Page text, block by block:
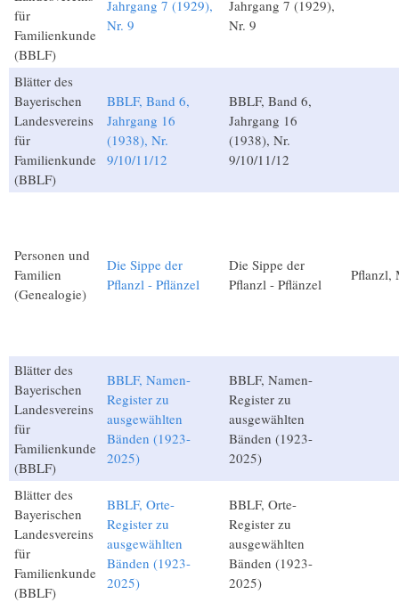
für
Familienkunde
(BBLF)
Jahrgang 7 (1929),
Nr. 9
Jahrgang 7 (1929),
Nr. 9
Blätter des
Bayerischen
Landesvereins
für
Familienkunde
(BBLF)
BBLF, Band 6,
Jahrgang 16
(1938), Nr.
9/10/11/12
BBLF, Band 6,
Jahrgang 16
(1938), Nr.
9/10/11/12
Personen und
Familien
(Genealogie)
Die Sippe der
Pflanzl - Pflänzel
Die Sippe der
Pflanzl - Pflänzel
Pflanzl,
Blätter des
Bayerischen
Landesvereins
für
Familienkunde
(BBLF)
BBLF, Namen-
Register zu
ausgewählten
Bänden (1923-
2025)
BBLF, Namen-
Register zu
ausgewählten
Bänden (1923-
2025)
Blätter des
Bayerischen
Landesvereins
für
Familienkunde
(BBLF)
BBLF, Orte-
Register zu
ausgewählten
Bänden (1923-
2025)
BBLF, Orte-
Register zu
ausgewählten
Bänden (1923-
2025)